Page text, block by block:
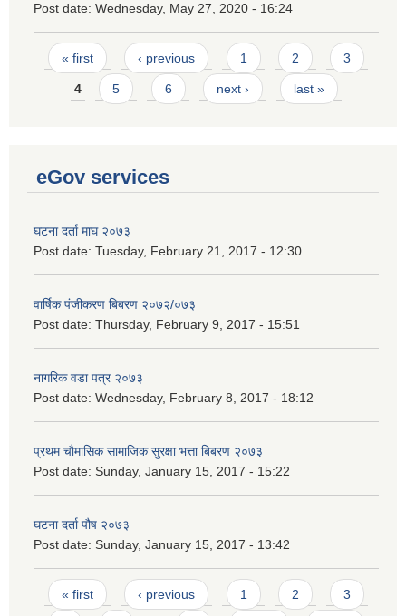
Post date: Wednesday, May 27, 2020 - 16:24
Pages
« first ‹ previous 1 2 3
4 5 6 next › last »
eGov services
घटना दर्ता माघ २०७३
Post date: Tuesday, February 21, 2017 - 12:30
वार्षिक पंजीकरण बिबरण २०७२/०७३
Post date: Thursday, February 9, 2017 - 15:51
नागरिक वडा पत्र २०७३
Post date: Wednesday, February 8, 2017 - 18:12
प्रथम चौमासिक सामाजिक सुरक्षा भत्ता बिबरण २०७३
Post date: Sunday, January 15, 2017 - 15:22
घटना दर्ता पौष २०७३
Post date: Sunday, January 15, 2017 - 13:42
Pages
« first ‹ previous 1 2 3